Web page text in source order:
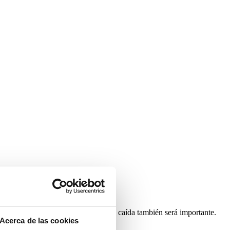
de las cookies
de una tela con una buena caída también será importante.